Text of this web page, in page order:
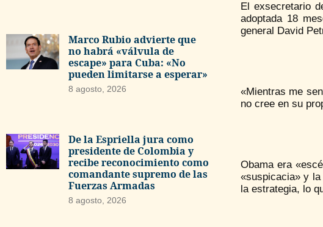
Marco Rubio advierte que
no habrá «válvula de
escape» para Cuba: «No
pueden limitarse a esperar»
8 agosto, 2026
De la Espriella jura como
presidente de Colombia y
recibe reconocimiento como
comandante supremo de las
Fuerzas Armadas
8 agosto, 2026
El exsecretario
adoptada 18
general David
«Mientras me
no cree en su
Obama era
«suspicacia» y
la estrategia, lo